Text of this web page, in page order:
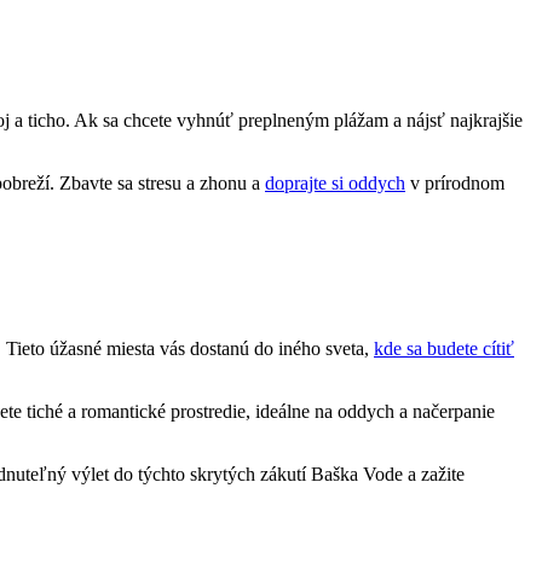
a ticho. Ak sa chcete vyhnúť preplneným plážam a nájsť najkrajšie
Zbavte sa stresu a zhonu a doprajte si oddych v prírodnom
úžasné miesta vás dostanú do iného sveta, kde sa budete cítiť
tiché a romantické prostredie, ideálne na oddych a načerpanie
výlet do týchto skrytých zákutí Baška Vode a zažite